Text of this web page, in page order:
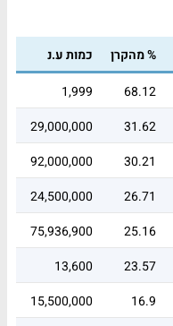
% מהקרן כמות ע.נ
68.12
1,999
31.62
29,000,000
30.21
92,000,000
26.71
24,500,000
25.16
75,936,900
23.57
13,600
16.9
15,500,000